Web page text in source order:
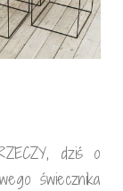
dziś o
świecznika